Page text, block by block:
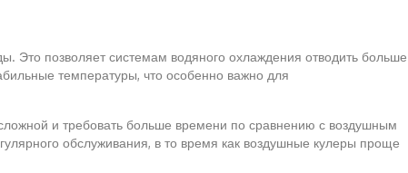
Это позволяет системам водяного охлаждения отводить больше
температуры, что особенно важно для
и требовать больше времени по сравнению с воздушным
обслуживания, в то время как воздушные кулеры проще